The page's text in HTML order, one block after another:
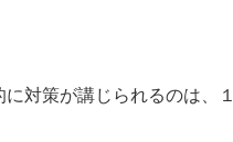
対策が講じられるのは、